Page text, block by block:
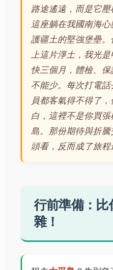
路途遙遠，而是它
這座躺在我國南海
護疆土的堅強堡壘
上這片淨土，我光
快三個月，體檢、
不能少。每次打電
員都客氣得不得了
白，這裡不是你買
島。那份期待與折
頭看，反而成了旅程
行前準備：比
雜！